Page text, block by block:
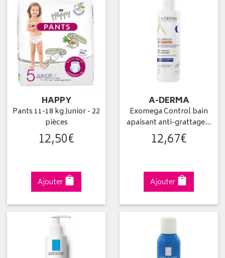
HAPPY
Pants 11-18 kg Junior - 22
pièces
12,50€
Ajouter
A-DERMA
Exomega Control bain
apaisant anti-grattage…
12,67€
Ajouter